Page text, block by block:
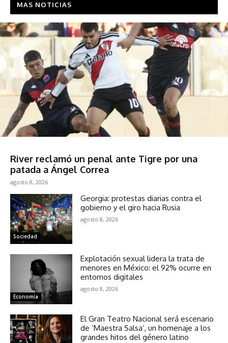
MAS NOTICIAS
River reclamó un penal ante Tigre por una
patada a Ángel Correa
agosto 8, 2026
Sociedad
Georgia: protestas diarias contra el
gobierno y el giro hacia Rusia
agosto 8, 2026
Economía
Explotación sexual lidera la trata de
menores en México: el 92% ocurre en
entornos digitales
agosto 8, 2026
El Gran Teatro Nacional será escenario
de ‘Maestra Salsa’, un homenaje a los
grandes hitos del género latino